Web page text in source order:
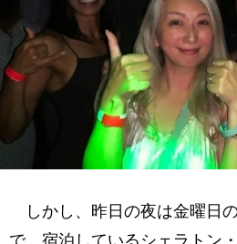
しかし、昨日の夜は金曜日